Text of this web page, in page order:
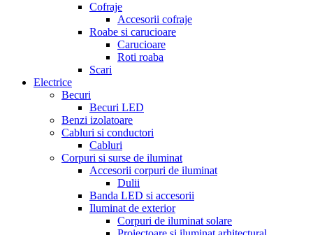
Cofraje
Accesorii cofraje
Roabe si carucioare
Carucioare
Roti roaba
Scari
Electrice
Becuri
Becuri LED
Benzi izolatoare
Cabluri si conductori
Cabluri
Corpuri si surse de iluminat
Accesorii corpuri de iluminat
Dulii
Banda LED si accesorii
Iluminat de exterior
Corpuri de iluminat solare